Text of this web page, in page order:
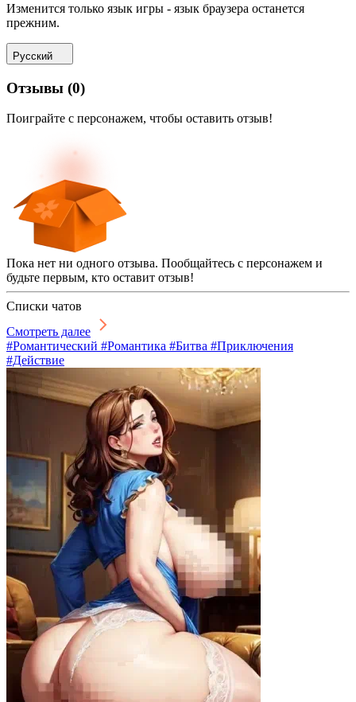
Изменится только язык игры - язык браузера останется
прежним.
Русский
Отзывы (0)
Поиграйте с персонажем, чтобы оставить отзыв!
Пока нет ни одного отзыва. Пообщайтесь с персонажем и
будьте первым, кто оставит отзыв!
Списки чатов
Смотреть далее
#Романтический #Романтика #Битва #Приключения
#Действие